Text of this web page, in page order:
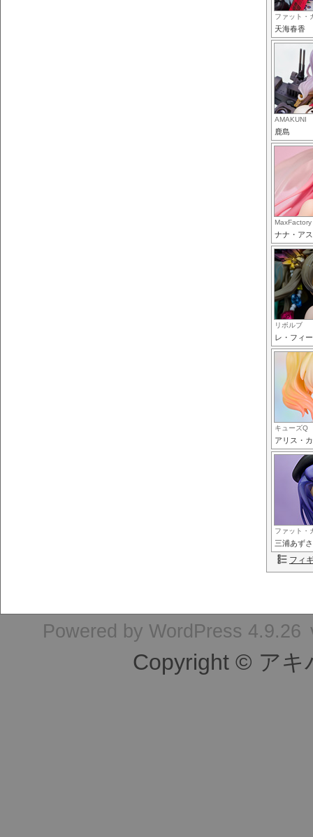
ファット・
天海春香
AMAKUNI
鹿島
MaxFactory
ナナ・ア
リボルブ
レ・フィ
キューズQ
アリス・
ファット・
三浦あずさ
フィ
Powered by WordPress 4.9.26
Copyright © アキ